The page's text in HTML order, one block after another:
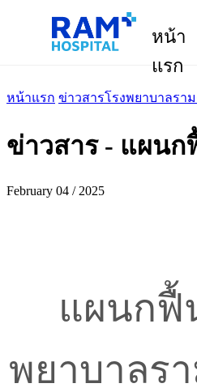
หน้า
แรก
หน้าแรก ข่าวสารโรงพยาบาลรา
ข่าวสาร - แผนก
February 04 / 2025
แผนกฟื้
พยาบาลร